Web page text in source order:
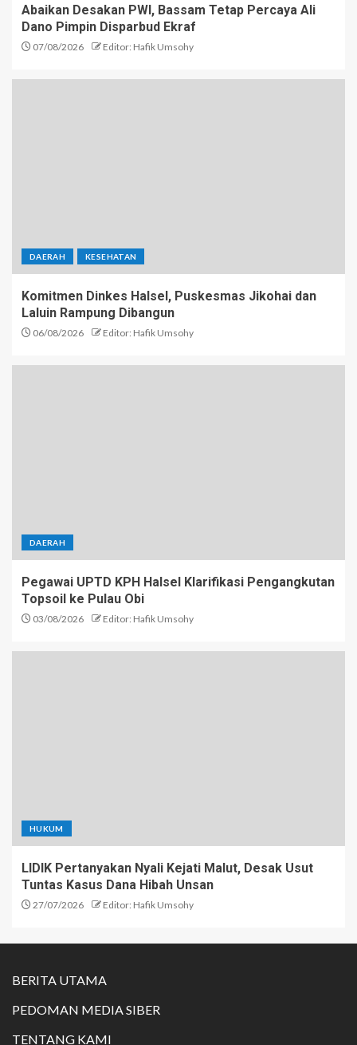
Abaikan Desakan PWI, Bassam Tetap Percaya Ali
Dano Pimpin Disparbud Ekraf
07/08/2026 Editor: Hafik Umsohy
DAERAH KESEHATAN
Komitmen Dinkes Halsel, Puskesmas Jikohai dan
Laluin Rampung Dibangun
06/08/2026 Editor: Hafik Umsohy
DAERAH
Pegawai UPTD KPH Halsel Klarifikasi Pengangkutan
Topsoil ke Pulau Obi
03/08/2026 Editor: Hafik Umsohy
HUKUM
LIDIK Pertanyakan Nyali Kejati Malut, Desak Usut
Tuntas Kasus Dana Hibah Unsan
27/07/2026 Editor: Hafik Umsohy
BERITA UTAMA
PEDOMAN MEDIA SIBER
TENTANG KAMI